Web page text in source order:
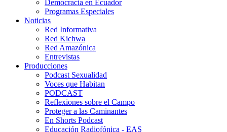
Democracia en Ecuador
Programas Especiales
Noticias
Red Informativa
Red Kichwa
Red Amazónica
Entrevistas
Producciones
Podcast Sexualidad
Voces que Habitan
PODCAST
Reflexiones sobre el Campo
Proteger a las Caminantes
En Shorts Podcast
Educación Radiofónica - EAS